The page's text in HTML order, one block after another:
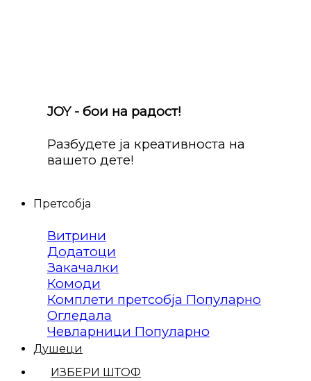
JOY - бои на радост!
Разбудете ја креативноста на
вашето дете!
Претсобја
Витрини
Додатоци
Закачалки
Комоди
Комплети претсобја
Огледала
Чевларници
Душеци
ИЗБЕРИ ШТОФ